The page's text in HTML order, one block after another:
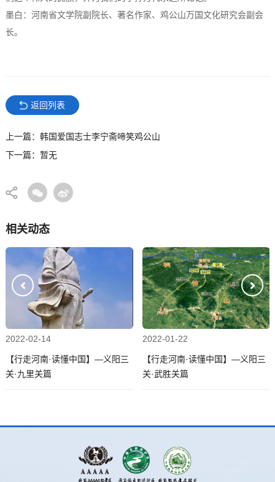
墨白：河南省文学院副院长、著名作家、鸡公山万国文化研究会副会
长。
返回列表
上一篇：韩国爱国志士李宁斋啼笑鸡公山
下一篇：暂无
相关动态
2022-02-14
【行走河南·读懂中国】—义阳三
关·九里关篇
2022-01-22
【行走河南·读懂中国】—义阳三
关·武胜关篇